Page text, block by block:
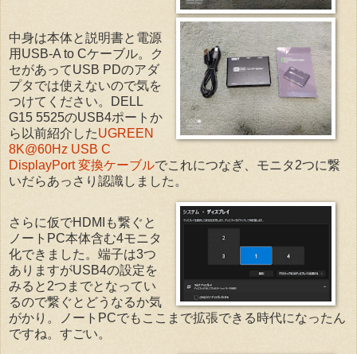
中身は本体と説明書と電源
用USB-A to Cケーブル。ク
セがあってUSB PDのアダ
プタでは使えないので気を
つけてください。DELL
G15 5525のUSB4ポートか
ら以前紹介したUGREEN
8K@60Hz USB C
DisplayPort 変換ケーブルでこれにつなぎ、モニタ2つに繋
いだらあっさり認識しました。
さらに仮でHDMIも繋ぐと
ノートPC本体含む4モニタ
化できました。端子は3つ
ありますがUSB4の設定を
みると2つまでとなってい
るので繋ぐとどうなるか気
がかり。ノートPCでもここまで拡張できる時代になったん
ですね。すごい。